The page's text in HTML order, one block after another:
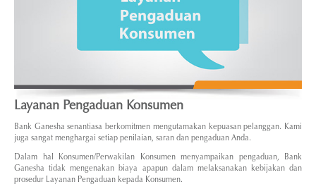
Layanan Pengaduan Konsumen
Bank Ganesha senantiasa berkomitmen mengutamakan kepuasan pelanggan. Kami
juga sangat menghargai setiap penilaian, saran dan pengaduan Anda.
Dalam hal Konsumen/Perwakilan Konsumen menyampaikan pengaduan, Bank
Ganesha tidak mengenakan biaya apapun dalam melaksanakan kebijakan dan
prosedur Layanan Pengaduan kepada Konsumen.